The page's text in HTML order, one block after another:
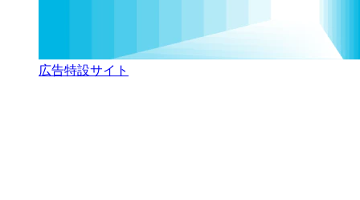
広告特設サイト